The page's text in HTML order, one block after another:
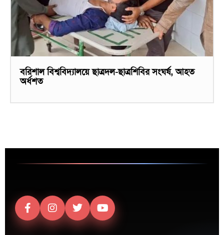
বরিশাল বিশ্ববিদ্যালয়ে ছাত্রদল-ছাত্রশিবির সংঘর্ষ, আহত
অর্ধশত